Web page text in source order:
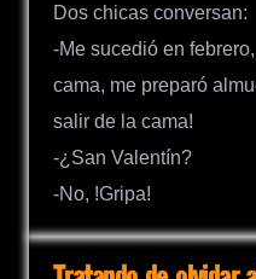
Dos chicas conversan:
-Me sucedió en
cama, me preparó
salir de la cama!
-¿San Valentín?
-No, !Gripa!